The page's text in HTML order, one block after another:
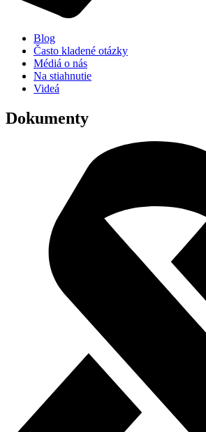
Blog
Často kladené otázky
Médiá o nás
Na stiahnutie
Videá
Dokumenty